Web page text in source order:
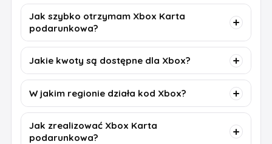
Jak szybko otrzymam Xbox Karta
podarunkowa?
Jakie kwoty są dostępne dla Xbox?
W jakim regionie działa kod Xbox?
Jak zrealizować Xbox Karta
podarunkowa?